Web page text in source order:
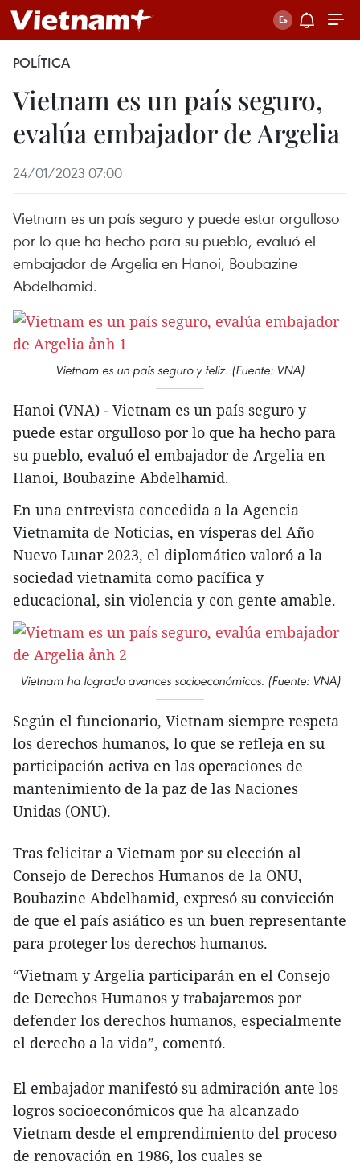
POLÍTICA
Vietnam es un país seguro,
evalúa embajador de Argelia
24/01/2023 07:00
Vietnam es un país seguro y puede estar orgulloso
por lo que ha hecho para su pueblo, evaluó el
embajador de Argelia en Hanoi, Boubazine
Abdelhamid.
Vietnam es un país seguro y feliz. (Fuente: VNA)
Hanoi (VNA) - Vietnam es un país seguro y
puede estar orgulloso por lo que ha hecho para
su pueblo, evaluó el embajador de Argelia en
Hanoi, Boubazine Abdelhamid.
En una entrevista concedida a la Agencia
Vietnamita de Noticias, en vísperas del Año
Nuevo Lunar 2023, el diplomático valoró a la
sociedad vietnamita como pacífica y
educacional, sin violencia y con gente amable.
Vietnam ha logrado avances socioeconómicos. (Fuente: VNA)
Según el funcionario, Vietnam siempre respeta
los derechos humanos, lo que se refleja en su
participación activa en las operaciones de
mantenimiento de la paz de las Naciones
Unidas (ONU).
Tras felicitar a Vietnam por su elección al
Consejo de Derechos Humanos de la ONU,
Boubazine Abdelhamid, expresó su convicción
de que el país asiático es un buen representante
para proteger los derechos humanos.
“Vietnam y Argelia participarán en el Consejo
de Derechos Humanos y trabajaremos por
defender los derechos humanos, especialmente
el derecho a la vida”, comentó.
El embajador manifestó su admiración ante los
logros socioeconómicos que ha alcanzado
Vietnam desde el emprendimiento del proceso
de renovación en 1986, los cuales se